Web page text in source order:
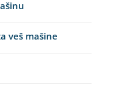
veš mašine